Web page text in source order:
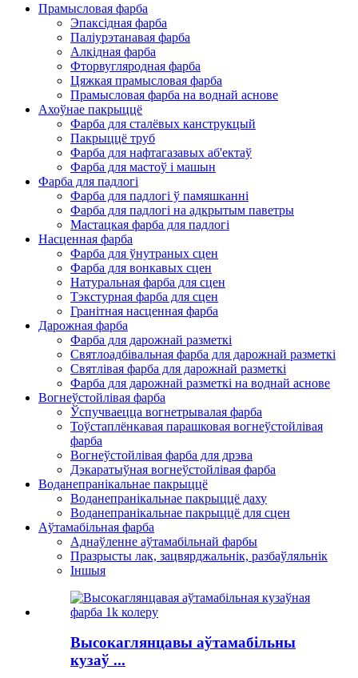
Прамысловая фарба
Эпаксідная фарба
Паліурэтанавая фарба
Алкідная фарба
Фторвугляродная фарба
Цяжкая прамысловая фарба
Прамысловая фарба на воднай аснове
Ахоўнае пакрыццё
Фарба для сталёвых канструкцый
Пакрыццё труб
Фарба для нафтагазавых аб'ектаў
Фарба для мастоў і машын
Фарба для падлогі
Фарба для падлогі ў памяшканні
Фарба для падлогі на адкрытым паветры
Мастацкая фарба для падлогі
Насценная фарба
Фарба для ўнутраных сцен
Фарба для вонкавых сцен
Натуральная фарба для сцен
Тэкстурная фарба для сцен
Гранітная насценная фарба
Дарожная фарба
Фарба для дарожнай разметкі
Святлоадбівальная фарба для дарожнай разметкі
Святлівая фарба для дарожнай разметкі
Фарба для дарожнай разметкі на воднай аснове
Вогнеўстойлівая фарба
Ўспучваецца вогнетрывалая фарба
Тоўстаплёнкавая парашковая вогнеўстойлівая
фарба
Вогнеўстойлівая фарба для дрэва
Дэкаратыўная вогнеўстойлівая фарба
Воданепранікальнае пакрыццё
Воданепранікальнае пакрыццё даху
Воданепранікальнае пакрыццё для сцен
Аўтамабільная фарба
Аднаўленне аўтамабільнай фарбы
Празрысты лак, зацвярджальнік, разбаўляльнік
Іншыя
Высокаглянцавы аўтамабільны
кузаў ...